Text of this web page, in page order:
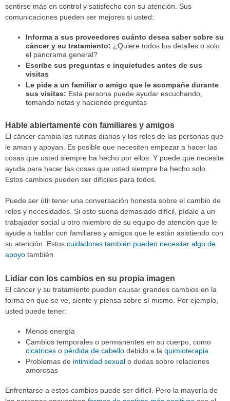
sentirse más en control y satisfecho con su atención. Sus
comunicaciones pueden ser mejores si usted:
Informa a sus proveedores cuánto desea saber sobre su
cáncer y su tratamiento: ¿Quiere todos los detalles o solo
el panorama general?
Escribe sus preguntas e inquietudes antes de sus
visitas
Le pide a un familiar o amigo que le acompañe durante
sus visitas: Esta persona puede ayudar escuchando,
tomando notas y haciendo preguntas
Hable abiertamente con familiares y amigos
El cáncer cambia las rutinas diarias y los roles de las personas que
le aman y apoyan. Es posible que necesiten empezar a hacer las
cosas que usted siempre ha hecho por ellos. Y puede que necesite
ayuda para hacer las cosas que usted siempre ha hecho solo.
Estos cambios pueden ser difíciles para todos.
Puede ser útil tener una conversación honesta sobre el cambio de
roles y necesidades. Si esto suena demasiado difícil, pídale a un
trabajador social u otro miembro de su equipo de atención que le
ayude a hablar con familiares y amigos que le están asistiendo con
su atención. Estos cuidadores también pueden necesitar algo de
apoyo también
Lidiar con los cambios en su propia imagen
El cáncer y su tratamiento pueden causar grandes cambios en la
forma en que se ve, siente y piensa sobre sí mismo. Por ejemplo,
usted puede tener:
Menos energía
Cambios temporales o permanentes en su cuerpo, como
cicatriceso pérdida de cabellodebido a la quimioterapia
Problemas de intimidad sexualo dudas sobre relaciones
amorosas
Enfrentarse a estos cambios puede ser difícil. Pero la mayoría de